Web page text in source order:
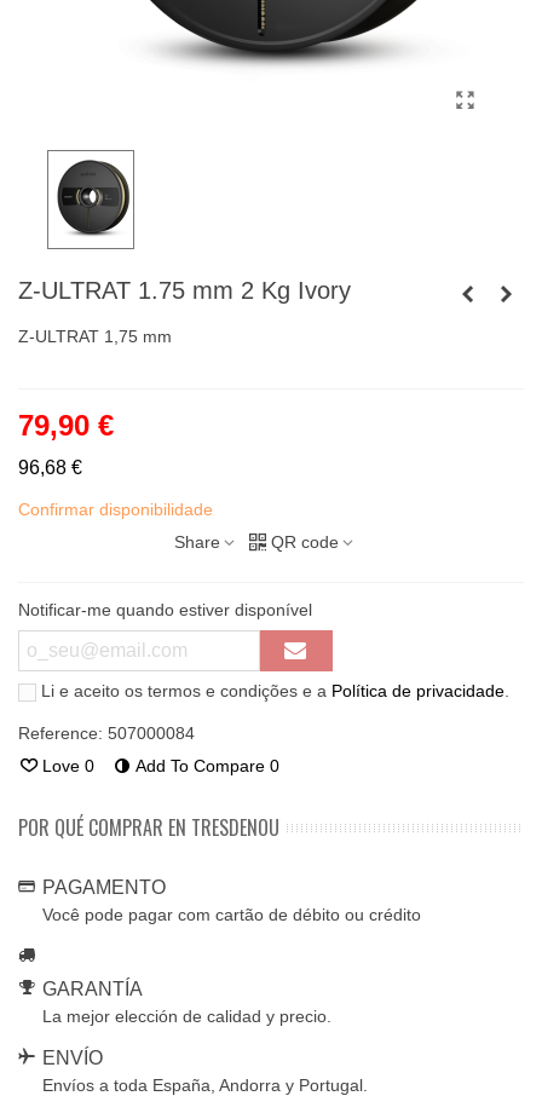
Z-ULTRAT 1.75 mm 2 Kg Ivory
Z-ULTRAT 1,75 mm
79,90 €
96,68 €
Confirmar disponibilidade
Share
QR code
Notificar-me quando estiver disponível
Li e aceito os termos e condições e a Política de privacidade
Reference: 507000084
Love 0 Add To Compare 0
POR QUÉ COMPRAR EN TRESDENOU
PAGAMENTO
Você pode pagar com cartão de débito ou crédito
GARANTÍA
La mejor elección de calidad y precio.
ENVÍO
Envíos a toda España, Andorra y Portugal.